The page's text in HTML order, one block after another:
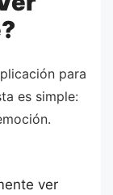
para
es simple:
ver